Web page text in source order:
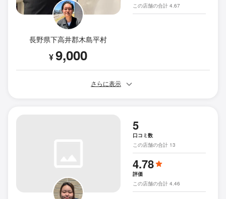
長野県下高井郡木島平村
¥9,000
この店舗の合計 4.67
さらに表示
5
口コミ数
この店舗の合計 13
4.78
評価
この店舗の合計 4.46